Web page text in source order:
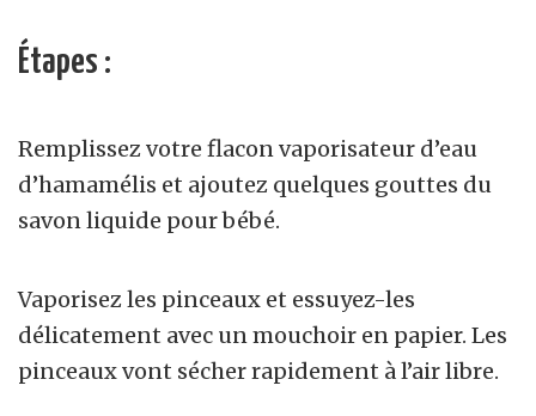
Étapes :
Remplissez votre flacon vaporisateur d’eau
d’hamamélis et ajoutez quelques gouttes du
savon liquide pour bébé.
Vaporisez les pinceaux et essuyez-les
délicatement avec un mouchoir en papier. Les
pinceaux vont sécher rapidement à l’air libre.